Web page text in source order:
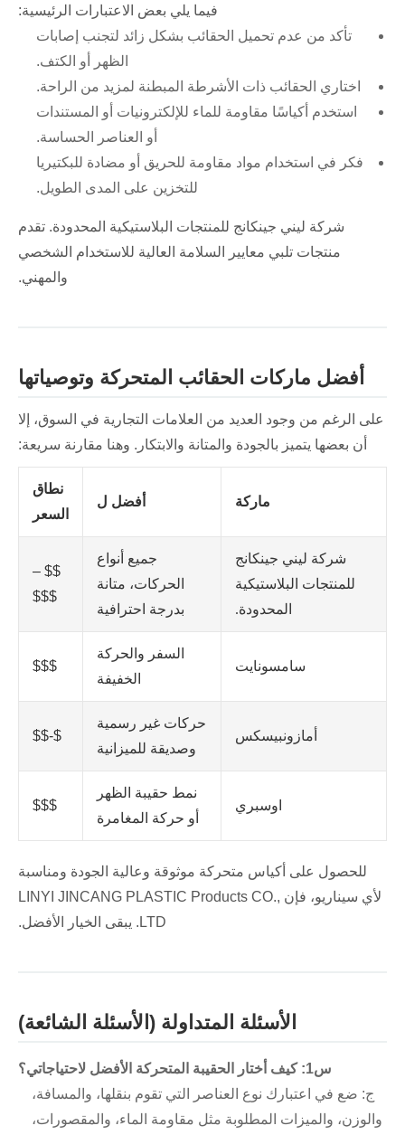
فيما يلي بعض الاعتبارات الرئيسية:
تأكد من عدم تحميل الحقائب بشكل زائد لتجنب إصابات
الظهر أو الكتف.
اختاري الحقائب ذات الأشرطة المبطنة لمزيد من الراحة.
استخدم أكياسًا مقاومة للماء للإلكترونيات أو المستندات
أو العناصر الحساسة.
فكر في استخدام مواد مقاومة للحريق أو مضادة للبكتيريا
للتخزين على المدى الطويل.
شركة ليني جينكانج للمنتجات البلاستيكية المحدودة. تقدم
منتجات تلبي معايير السلامة العالية للاستخدام الشخصي
والمهني.
أفضل ماركات الحقائب المتحركة وتوصياتها
على الرغم من وجود العديد من العلامات التجارية في السوق، إلا
أن بعضها يتميز بالجودة والمتانة والابتكار. وهنا مقارنة سريعة:
ماركة أفضل ل
نطاق
السعر
شركة ليني جينكانج
للمنتجات البلاستيكية
المحدودة.
جميع أنواع
الحركات، متانة
بدرجة احترافية
$$ –
$$$
سامسونايت
السفر والحركة
الخفيفة
$$$
أمازونبيسكس
حركات غير رسمية
وصديقة للميزانية
$-$$
اوسبري
نمط حقيبة الظهر
أو حركة المغامرة
$$$
للحصول على أكياس متحركة موثوقة وعالية الجودة ومناسبة
لأي سيناريو، فإن LINYI JINCANG PLASTIC Products CO.,
LTD. يبقى الخيار الأفضل.
الأسئلة المتداولة (الأسئلة الشائعة)
س1: كيف أختار الحقيبة المتحركة الأفضل لاحتياجاتي؟
ج: ضع في اعتبارك نوع العناصر التي تقوم بنقلها، والمسافة،
والوزن، والميزات المطلوبة مثل مقاومة الماء، والمقصورات،